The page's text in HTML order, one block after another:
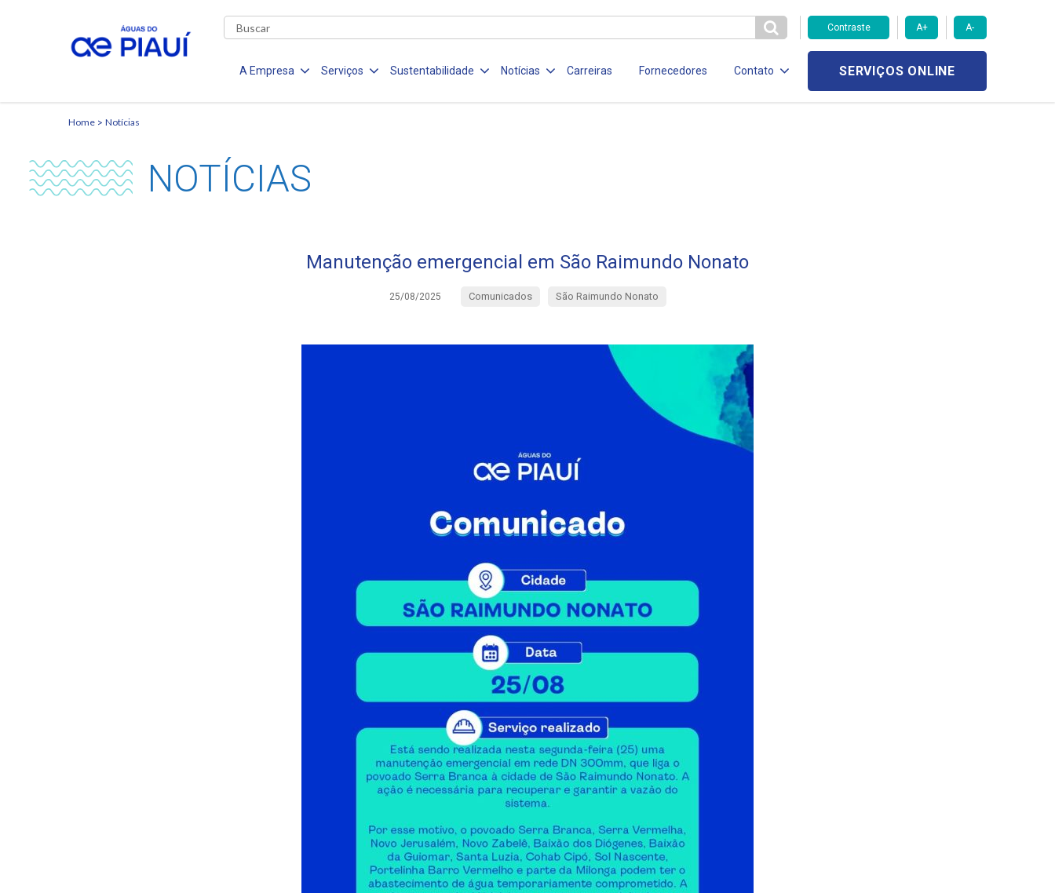
Contraste A+ A-
A Empresa Serviços Sustentabilidade Notícias Carreiras Fornecedores Contato SERVIÇOS ONLINE
Home Notícias
NOTÍCIAS
Manutenção emergencial em São Raimundo Nonato
25/08/2025 Comunicados São Raimundo Nonato